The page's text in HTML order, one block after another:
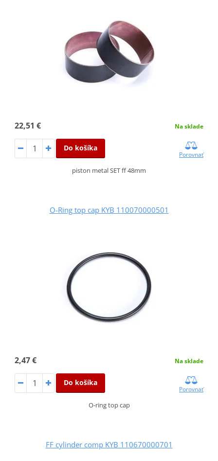
22,51 € Na sklade
Do košíka
Porovnať
piston metal SET ff 48mm
O-Ring top cap KYB 110070000501
2,47 € Na sklade
Do košíka
Porovnať
O-ring top cap
FF cylinder comp KYB 110670000701